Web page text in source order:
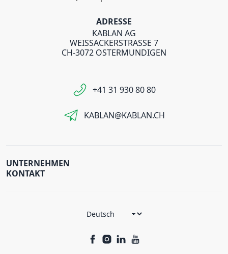
ADRESSE
KABLAN AG
WEISSACKERSTRASSE 7
CH-3072 OSTERMUNDIGEN
+41 31 930 80 80
KABLAN@KABLAN.CH
UNTERNEHMEN
KONTAKT